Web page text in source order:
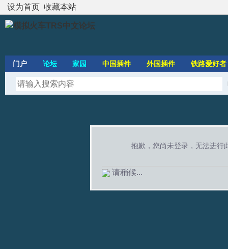
设为首页 收藏本站
门户 论坛 家园 中国插件 外国插件 铁路爱好者
抱歉，您尚未登录，无法进行
请稍候...